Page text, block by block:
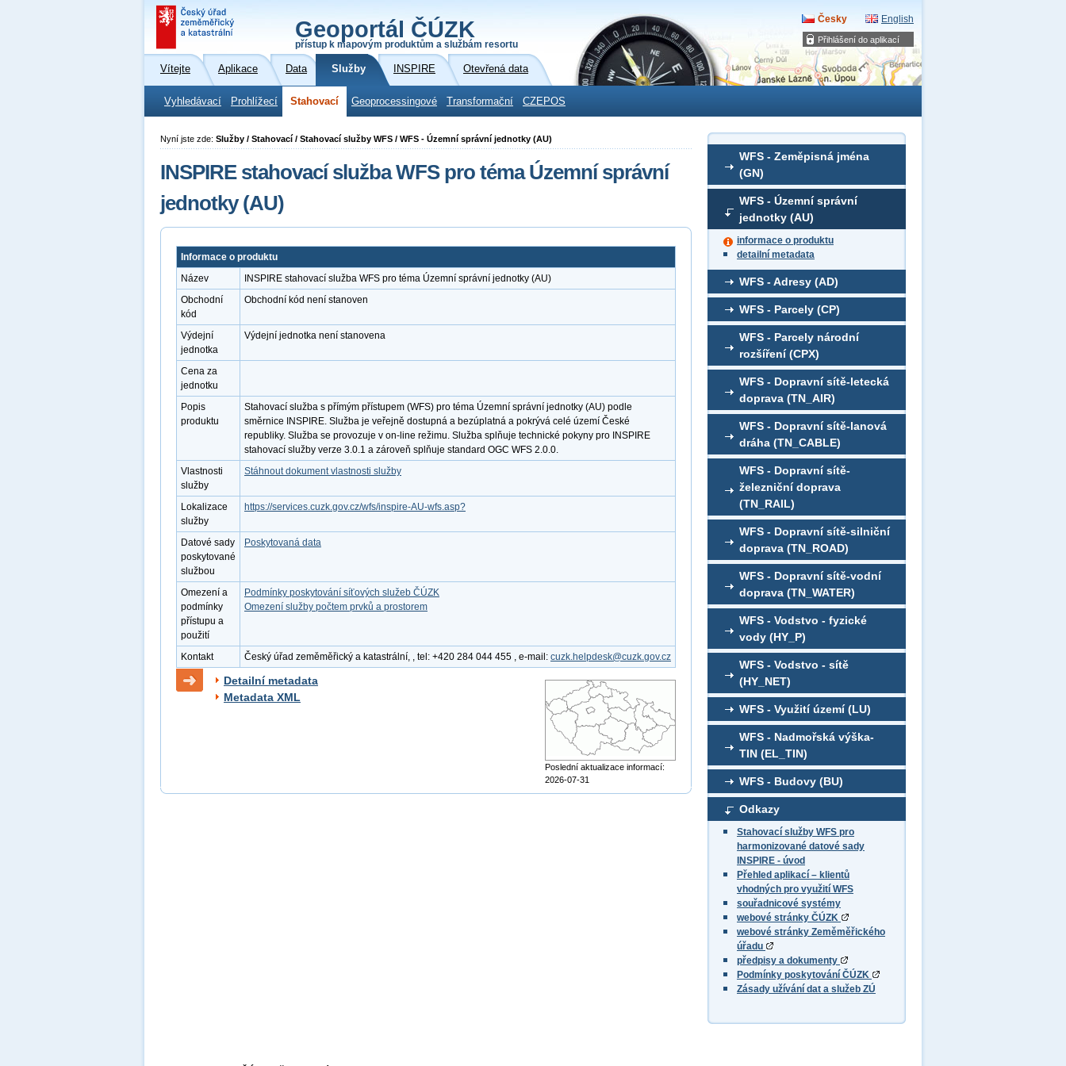
Přihlášení do aplikací
Geoportál ČÚZK
přístup k mapovým produktům a službám resortu
Česky English
Vítejte Aplikace Data Služby INSPIRE Otevřená data
Vyhledávací Prohlížecí Stahovací Geoprocessingové Transformační CZEPOS
WFS - Zeměpisná jména
(GN)
WFS - Územní správní
jednotky (AU)
informace o produktu
detailní metadata
WFS - Adresy (AD)
WFS - Parcely (CP)
WFS - Parcely národní
rozšíření (CPX)
WFS - Dopravní sítě-letecká
doprava (TN_AIR)
WFS - Dopravní sítě-lanová
dráha (TN_CABLE)
WFS - Dopravní sítě-
železniční doprava
(TN_RAIL)
WFS - Dopravní sítě-silniční
doprava (TN_ROAD)
WFS - Dopravní sítě-vodní
doprava (TN_WATER)
WFS - Vodstvo - fyzické
vody (HY_P)
WFS - Vodstvo - sítě
(HY_NET)
WFS - Využití území (LU)
WFS - Nadmořská výška-
TIN (EL_TIN)
WFS - Budovy (BU)
Odkazy
Stahovací služby WFS pro
harmonizované datové sady
INSPIRE - úvod
Přehled aplikací – klientů
vhodných pro využití WFS
souřadnicové systémy
webové stránky ČÚZK
webové stránky Zeměměřického
úřadu
předpisy a dokumenty
Podmínky poskytování ČÚZK
Zásady užívání dat a služeb ZÚ
Nyní jste zde: Služby / Stahovací / Stahovací služby WFS / WFS - Územní správní jednotky (AU)
INSPIRE stahovací služba WFS pro téma Územní správní
jednotky (AU)
Informace o produktu
Název
INSPIRE stahovací služba WFS pro téma Územní správní jednotky (AU)
Obchodní
kód
Obchodní kód není stanoven
Výdejní
jednotka
Výdejní jednotka není stanovena
Cena za
jednotku
Popis
produktu
Stahovací služba s přímým přístupem (WFS) pro téma Územní správní jednotky (AU) podle
směrnice INSPIRE. Služba je veřejně dostupná a bezúplatná a pokrývá celé území České
republiky. Služba se provozuje v on-line režimu. Služba splňuje technické pokyny pro INSPIRE
stahovací služby verze 3.0.1 a zároveň splňuje standard OGC WFS 2.0.0.
Vlastnosti
služby
Stáhnout dokument vlastnosti služby
Lokalizace
služby
https://services.cuzk.gov.cz/wfs/inspire-AU-wfs.asp?
Datové sady
poskytované
službou
Poskytovaná data
Omezení a
podmínky
přístupu a
použití
Podmínky poskytování síťových služeb ČÚZK
Omezení služby počtem prvků a prostorem
Kontakt Český úřad zeměměřický a katastrální, , tel: +420 284 044 455 , e-mail: cuzk.helpdesk@cuzk.gov.cz
Detailní metadata
Metadata XML
Poslední aktualizace informací:
2026-07-31